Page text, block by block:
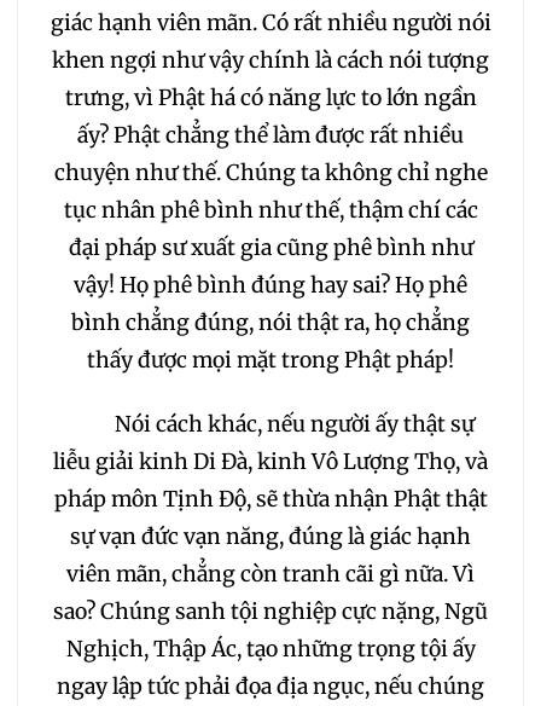
090 091 092
093 094 095
096 097 098
099 100 101
102 103 104
108 109 110 111
112 113 114 115
116 117 118 119
120 121 122 123
giác hạnh viên mãn. Có rất nhiều người nói
khen ngợi như vậy chính là cách nói tượng
trưng, vì Phật há có năng lực to lớn ngần
ấy? Phật chẳng thể làm được rất nhiều
chuyện như thế. Chúng ta không chỉ nghe
tục nhân phê bình như thế, thậm chí các
đại pháp sư xuất gia cũng phê bình như
vậy! Họ phê bình đúng hay sai? Họ phê
bình chẳng đúng, nói thật ra, họ chẳng
thấy được mọi mặt trong Phật pháp!
Nói cách khác, nếu người ấy thật sự
liễu giải kinh Di Đà, kinh Vô Lượng Thọ, và
pháp môn Tịnh Độ, sẽ thừa nhận Phật thật
sự vạn đức vạn năng, đúng là giác hạnh
viên mãn, chẳng còn tranh cãi gì nữa. Vì
sao? Chúng sanh tội nghiệp cực nặng, Ngũ
Nghịch, Thập Ác, tạo những trọng tội ấy
ngay lập tức phải đọa địa ngục, nếu chúng